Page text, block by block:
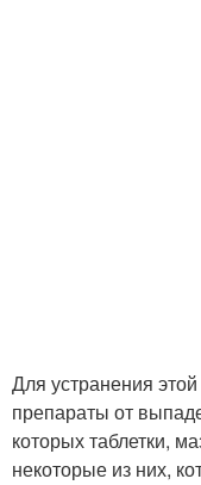
Для устранения
препараты от
которых таблетки,
некоторые из них,